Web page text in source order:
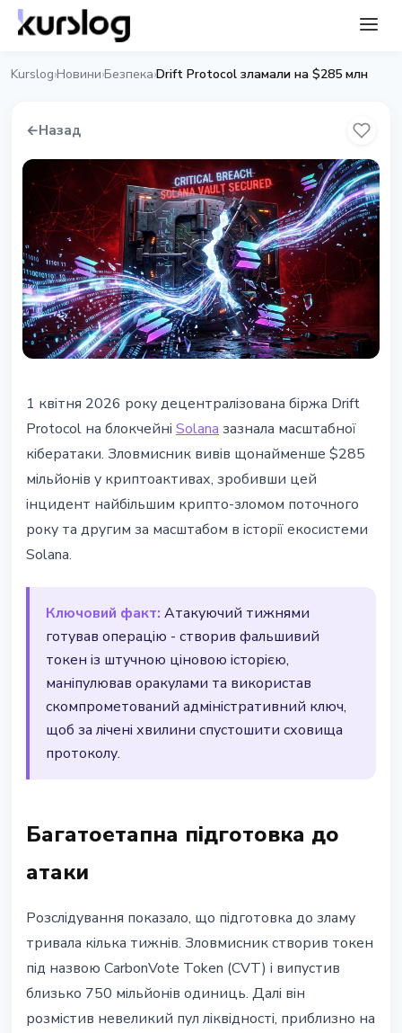
Kurslog›Новини›Безпека›Drift Protocol зламали на $285 млн
←Назад
Drift Protocol зламали на $285
млн - найбільший хак 2026 року
2 квітня 2026 р.3 хв читання
Наталія Дорофєєва
1 квітня 2026 року децентралізована біржа Drift
Protocol на блокчейні Solana зазнала масштабної
кібератаки. Зловмисник вивів щонайменше $285
мільйонів у криптоактивах, зробивши цей
інцидент найбільшим крипто-зломом поточного
року та другим за масштабом в історії екосистеми
Solana.
Ключовий факт: Атакуючий тижнями
готував операцію - створив фальшивий
токен із штучною ціновою історією,
маніпулював оракулами та використав
скомпрометований адміністративний ключ,
щоб за лічені хвилини спустошити сховища
протоколу.
Багатоетапна підготовка до
атаки
Розслідування показало, що підготовка до зламу
тривала кілька тижнів. Зловмисник створив токен
під назвою CarbonVote Token (CVT) і випустив
близько 750 мільйонів одиниць. Далі він
розмістив невеликий пул ліквідності, приблизно на